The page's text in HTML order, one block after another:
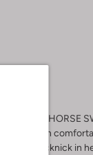
de SEAHORSE
en een
picknick in